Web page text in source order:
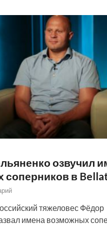
озвучил
соперников в
тяжеловес Фёдор
имена возможных